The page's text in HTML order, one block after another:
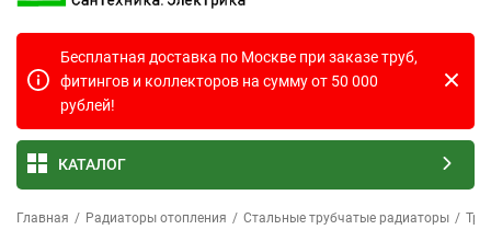
Бесплатная доставка по Москве при заказе труб,
фитингов и коллекторов на сумму от 50 000
рублей!
КАТАЛОГ
Главная / Радиаторы отопления / Стальные трубчатые радиаторы /